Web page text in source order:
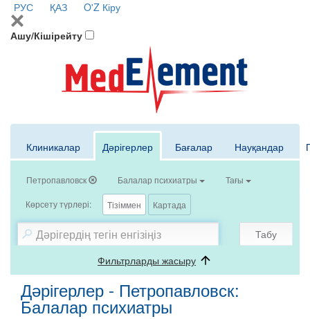
РУС ҚАЗ O'Z Кіру
Ашу/Кішірейту
Клиникалар Дәрігерлер Бағалар Науқандар
Петропавловск Балалар психиатры Тағы
Көрсету түрлері: Тізіммен Картада
Табу
Фильтрларды жасыру
Дәрігерлер - Петропавловск:
Балалар психиатры